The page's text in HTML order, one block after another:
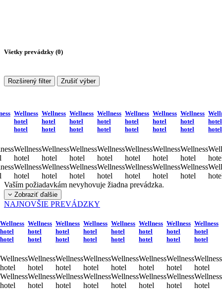
Všetky prevádzky (0)
Rozširený filter Zrušiť výber
Wellness
hotel
hotel
Wellness
hotel
Wellness
hotel
Wellness
hotel
hotel
Wellness
hotel
Wellness
hotel
Wellness
hotel
hotel
Wellness
hotel
Wellness
hotel
Wellness
hotel
hotel
Wellness
hotel
Wellness
hotel
Wellness
hotel
hotel
Wellness
hotel
Wellness
hotel
Wellness
hotel
hotel
Wellness
hotel
Wellness
hotel
Wellness
hotel
hotel
Wellness
hotel
Wellness
hotel
hotel
hotel
Vaším požiadavkám nevyhovuje žiadna prevádzka.
Zobraziť ďalšie
NAJNOVŠIE PREVÁDZKY
Wellness
hotel
hotel
Wellness
hotel
Wellness
hotel
Wellness
hotel
hotel
Wellness
hotel
Wellness
hotel
Wellness
hotel
hotel
Wellness
hotel
Wellness
hotel
Wellness
hotel
hotel
Wellness
hotel
Wellness
hotel
Wellness
hotel
hotel
Wellness
hotel
Wellness
hotel
Wellness
hotel
hotel
Wellness
hotel
Wellness
hotel
Wellness
hotel
hotel
Wellness
hotel
Wellness
hotel
Wellness
hotel
hotel
Wellness
hotel
Wellness
hotel